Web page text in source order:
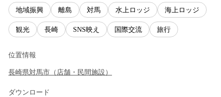
地域振興 離島 対馬 水上ロッジ 海上ロッジ
観光 長崎 SNS映え 国際交流 旅行
位置情報
長崎県対馬市 （ 店舗・民間施設 ）
ダウンロード